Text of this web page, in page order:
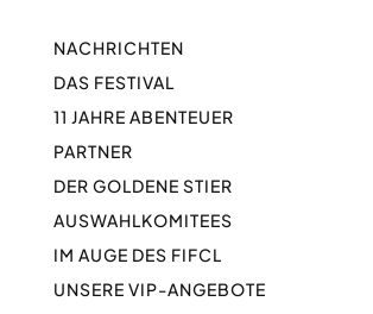
NACHRICHTEN
DAS FESTIVAL
11 JAHRE ABENTEUER
PARTNER
DER GOLDENE STIER
AUSWAHLKOMITEES
IM AUGE DES FIFCL
UNSERE VIP-ANGEBOTE